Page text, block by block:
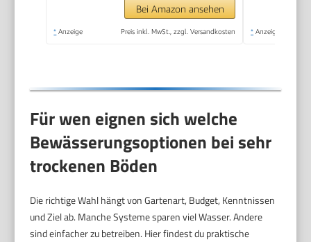
Punktstrahl), einfache
Bedienung, sicherer
Bei Amazon ansehen
* Anzeige Preis inkl. MwSt., zzgl. Versandkosten * Anzeige
Für wen eignen sich welche
Bewässerungsoptionen bei sehr
trockenen Böden
Die richtige Wahl hängt von Gartenart, Budget, Kenntnissen
und Ziel ab. Manche Systeme sparen viel Wasser. Andere
sind einfacher zu betreiben. Hier findest du praktische